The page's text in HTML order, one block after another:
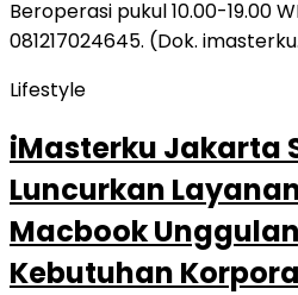
Lifestyle
iMasterku Jakarta
Luncurkan
Macbook
Kebutuhan